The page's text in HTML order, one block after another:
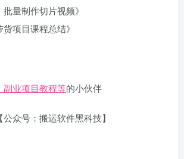
批量制作切片视频》
货项目课程总结》
副业项目教程等的小伙伴
【公众号：搬运软件黑科技】